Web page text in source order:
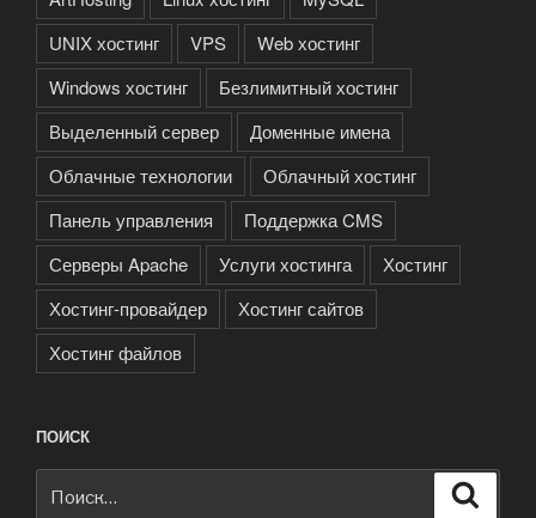
UNIX хостинг
VPS
Web хостинг
Windows хостинг
Безлимитный хостинг
Выделенный сервер
Доменные имена
Облачные технологии
Облачный хостинг
Панель управления
Поддержка CMS
Серверы Apache
Услуги хостинга
Хостинг
Хостинг-провайдер
Хостинг сайтов
Хостинг файлов
ПОИСК